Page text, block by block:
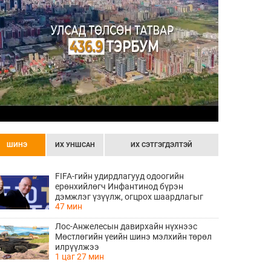
ШИНЭ ИХ УНШСАН ИХ СЭТГЭГДЭЛТЭЙ
FIFA-гийн удирдлагууд одоогийн
ерөнхийлөгч Инфантинод бүрэн
дэмжлэг үзүүлж, огцрох шаардлагыг
няцаав
47 мин
Лос-Анжелесын давирхайн нүхнээс
Мөстлөгийн үеийн шинэ мэлхийн төрөл
илрүүлжээ
1 цаг 27 мин